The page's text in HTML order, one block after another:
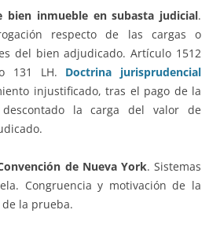
bien inmueble en subasta judicial.
respecto de las cargas o
del bien adjudicado. Artículo 1512
131 LH. Doctrina jurisprudencial
injustificado, tras el pago de la
descontado la carga del valor de
de Nueva York. Sistemas
Congruencia y motivación de la
la prueba.